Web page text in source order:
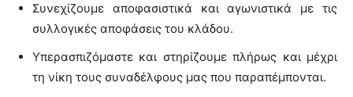
Συνεχίζουμε αποφασιστικά και αγωνιστικά με τις
συλλογικές αποφάσεις του κλάδου.
Υπερασπιζόμαστε και στηρίζουμε πλήρως και μέχρι
τη νίκη τους συναδέλφους μας που παραπέμπονται.